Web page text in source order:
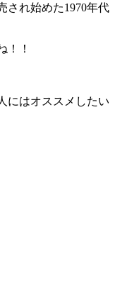
され始めた1970年代
！！
にはオススメしたい